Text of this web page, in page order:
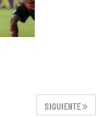
SIGUIENTE